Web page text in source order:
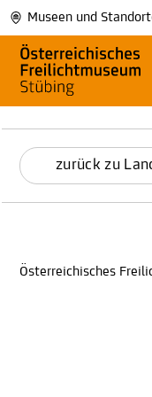
Museen und
zurück zu
Österreichisches